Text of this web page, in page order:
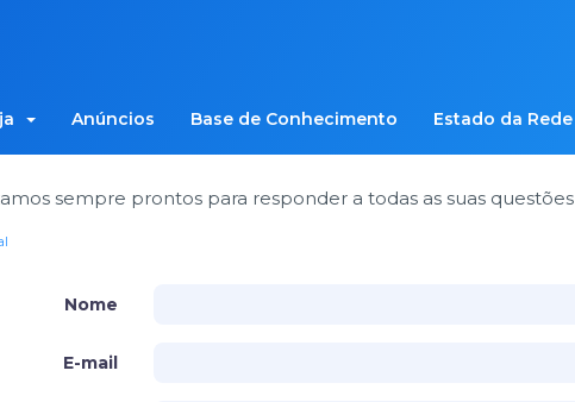
Anúncios Base de Conhecimento Estado da Rede
sempre prontos para responder a todas as suas questões
Nome
E-mail